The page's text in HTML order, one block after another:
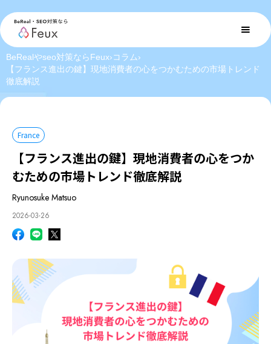
BeRealやseo対策ならFeux›コラム›
【フランス進出の鍵】現地消費者の心をつかむための市場トレンド
徹底解説
France
【フランス進出の鍵】現地消費者の心をつか
むための市場トレンド徹底解説
Ryunosuke Matsuo
2026-03-26